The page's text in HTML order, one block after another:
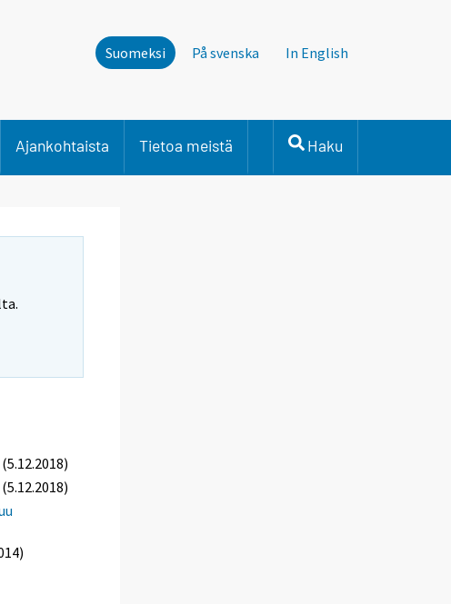
Suomeksi På svenska In English
Ajankohtaista Tietoa meistä Haku
(5.12.2018)
(5.12.2018)